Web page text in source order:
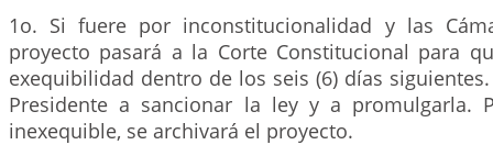
1o. Si fuere por inconstitucionalidad y las
proyecto pasará a la Corte Constitucional para
exequibilidad dentro de los seis (6) días
Presidente a sancionar la ley y a promulgarla.
inexequible, se archivará el proyecto.